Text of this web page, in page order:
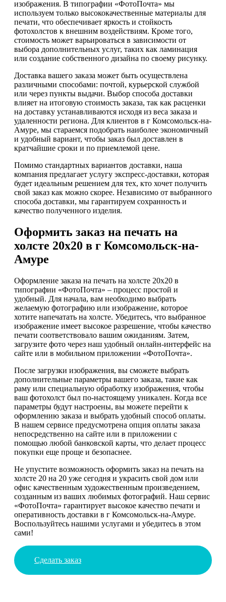
изображения. В типографии «ФотоПочта» мы
используем только высококачественные материалы для
печати, что обеспечивает яркость и стойкость
фотохолстов к внешним воздействиям. Кроме того,
стоимость может варьироваться в зависимости от
выбора дополнительных услуг, таких как ламинация
или создание собственного дизайна по своему рисунку.
Доставка вашего заказа может быть осуществлена
различными способами: почтой, курьерской службой
или через пункты выдачи. Выбор способа доставки
влияет на итоговую стоимость заказа, так как расценки
на доставку устанавливаются исходя из веса заказа и
удаленности региона. Для клиентов в г Комсомольск-на-
Амуре, мы стараемся подобрать наиболее экономичный
и удобный вариант, чтобы заказ был доставлен в
кратчайшие сроки и по приемлемой цене.
Помимо стандартных вариантов доставки, наша
компания предлагает услугу экспресс-доставки, которая
будет идеальным решением для тех, кто хочет получить
свой заказ как можно скорее. Независимо от выбранного
способа доставки, мы гарантируем сохранность и
качество полученного изделия.
Оформить заказ на печать на
холсте 20х20 в г Комсомольск-на-
Амуре
Оформление заказа на печать на холсте 20x20 в
типографии «ФотоПочта» – процесс простой и
удобный. Для начала, вам необходимо выбрать
желаемую фотографию или изображение, которое
хотите напечатать на холсте. Убедитесь, что выбранное
изображение имеет высокое разрешение, чтобы качество
печати соответствовало вашим ожиданиям. Затем,
загрузите фото через наш удобный онлайн-интерфейс на
сайте или в мобильном приложении «ФотоПочта».
После загрузки изображения, вы сможете выбрать
дополнительные параметры вашего заказа, такие как
раму или специальную обработку изображения, чтобы
ваш фотохолст был по-настоящему уникален. Когда все
параметры будут настроены, вы можете перейти к
оформлению заказа и выбрать удобный способ оплаты.
В нашем сервисе предусмотрена опция оплаты заказа
непосредственно на сайте или в приложении с
помощью любой банковской карты, что делает процесс
покупки еще проще и безопаснее.
Не упустите возможность оформить заказ на печать на
холсте 20 на 20 уже сегодня и украсить свой дом или
офис качественным художественным произведением,
созданным из ваших любимых фотографий. Наш сервис
«ФотоПочта» гарантирует высокое качество печати и
оперативность доставки в г Комсомольск-на-Амуре.
Воспользуйтесь нашими услугами и убедитесь в этом
сами!
Сделать заказ